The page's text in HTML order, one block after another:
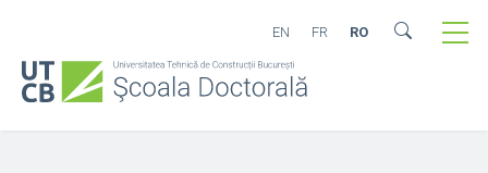
EN FR RO